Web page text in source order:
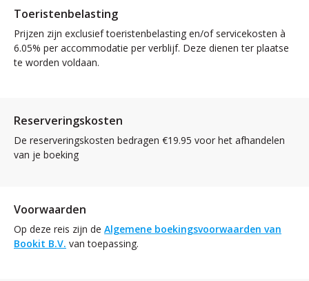
Toeristenbelasting
Prijzen zijn exclusief toeristenbelasting en/of servicekosten à
6.05% per accommodatie per verblijf. Deze dienen ter plaatse
te worden voldaan.
Reserveringskosten
De reserveringskosten bedragen €19.95 voor het afhandelen
van je boeking
Voorwaarden
Op deze reis zijn de Algemene boekingsvoorwaarden van
Bookit B.V. van toepassing.